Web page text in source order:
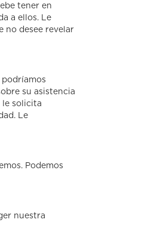
tener en
a ellos. Le
no desee revelar
su asistencia
le solicita
Le
Podemos
nuestra